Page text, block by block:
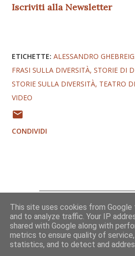
Iscriviti alla Newsletter
ETICHETTE: ALESSANDRO
FRASI SULLA DIVERSITÀ STORIE DI
STORIE SULLA DIVERSITÀ TEATRO
VIDEO
CONDIVIDI
Chi sono
Contatti
© 2009-2026 Alessandro
This site uses cookies from
and to analyze traffic. Your IP
shared with Google along with
metrics to ensure quality of
statistics, and to detect and